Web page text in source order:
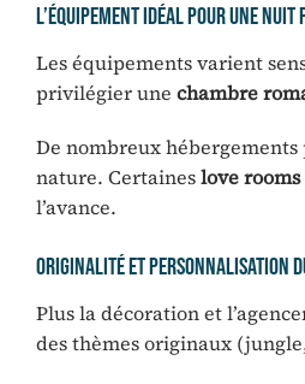
L’équipement idéal pour une
Les équipements varient
privilégier une chambre
De nombreux
nature. Certaineslove rooms
l’avance.
Originalité et personnalisation
Plus la décoration et
des thèmes originaux